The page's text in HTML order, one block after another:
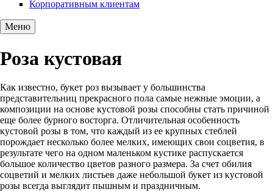
Корпоративным клиентам
Меню
Роза кустовая
Как известно, букет роз вызывает у большинства
представительниц прекрасного пола самые нежные эмоции, а
композиции на основе кустовой розы способны стать причиной
еще более бурного восторга. Отличительная особенность
кустовой розы в том, что каждый из ее крупных стеблей
порождает несколько более мелких, имеющих свои соцветия, в
результате чего на одном маленьком кустике распускается
большое количество цветов разного размера. За счет обилия
соцветий и мелких листьев даже небольшой букет из кустовой
розы всегда выглядит пышным и праздничным.